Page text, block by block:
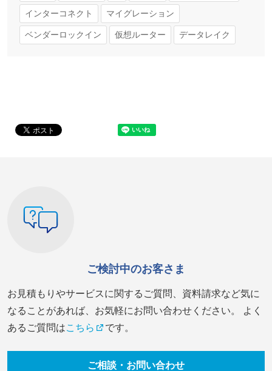
インターコネクト マイグレーション
ベンダーロックイン 仮想ルーター データレイク
ご検討中のお客さま
お見積もりやサービスに関するご質問、資料請求など気に
なることがあれば、お気軽にお問い合わせください。 よく
あるご質問はこちら です。
ご相談・お問い合わせ